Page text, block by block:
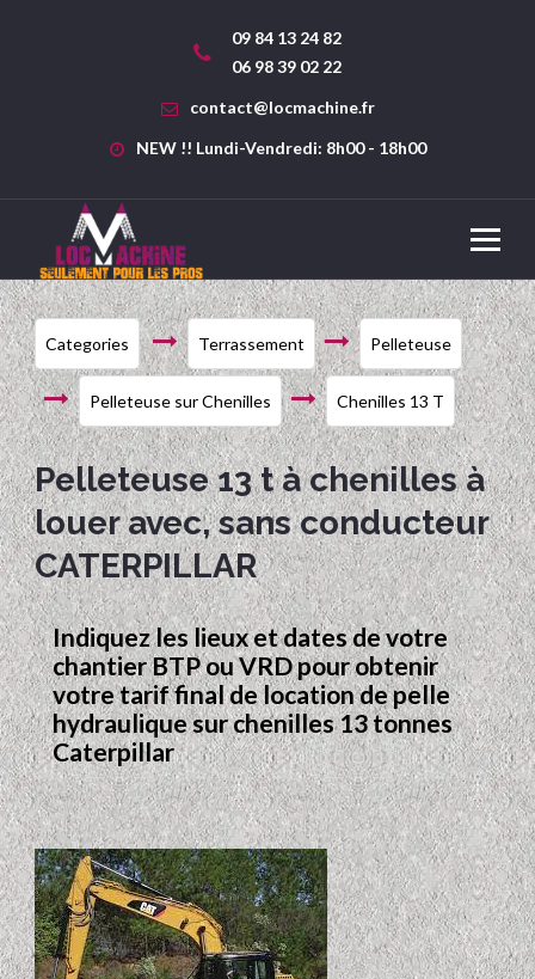
09 84 13 24 82
06 98 39 02 22
contact@locmachine.fr
NEW !! Lundi-Vendredi: 8h00 - 18h00
Categories Terrassement Pelleteuse
Pelleteuse sur Chenilles Chenilles 13 T
Pelleteuse 13 t à chenilles à
louer avec, sans conducteur
CATERPILLAR
Indiquez les lieux et dates de votre
chantier BTP ou VRD pour obtenir
votre tarif final de location de pelle
hydraulique sur chenilles 13 tonnes
Caterpillar